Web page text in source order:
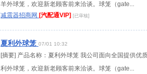
羊外球笼，欢迎新老顾客前来洽谈。球笼（gate...
减震器招商网 [汽配通VIP] [已审核]
夏利外球笼 07/01 10:32
[摘要] 产品名称：夏利外球笼 我公司面向全国提供优
利外球笼，欢迎新老顾客前来洽谈。球笼（gate...